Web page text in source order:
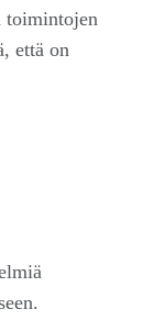
toimintojen
että on